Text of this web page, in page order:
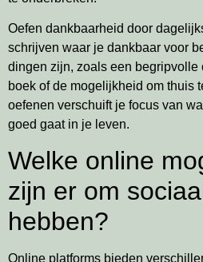
Oefen dankbaarheid door
schrijven waar je dankbaar voor
dingen zijn, zoals een begripvolle
boek of de mogelijkheid om thuis
oefenen verschuift je focus van
goed gaat in je leven.
Welke online
zijn er om
hebben?
Online platforms bieden